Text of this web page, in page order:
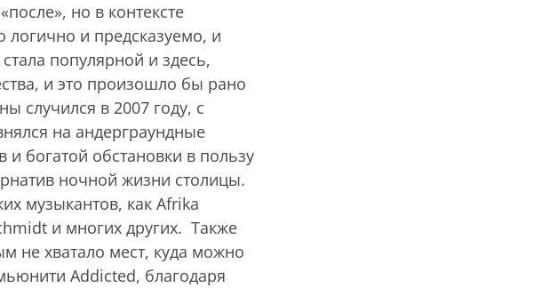
но в контексте
логично и предсказуемо, и
популярной и здесь,
и это произошло бы рано
случился в 2007 году, с
на андерграундные
богатой обстановки в пользу
ночной жизни столицы.
музыкантов, как Afrika
и многих других. Также
не хватало мест, куда можно
Addicted, благодаря